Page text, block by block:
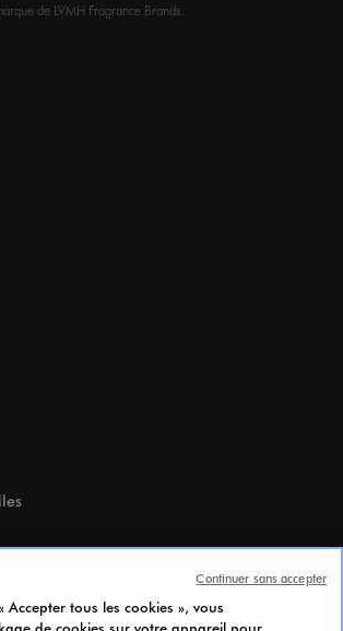
de LVMH Fragrance Brands.
Hommes
Accepter tous les cookies », vous
de cookies sur votre appareil pour
Continuer sans accepter